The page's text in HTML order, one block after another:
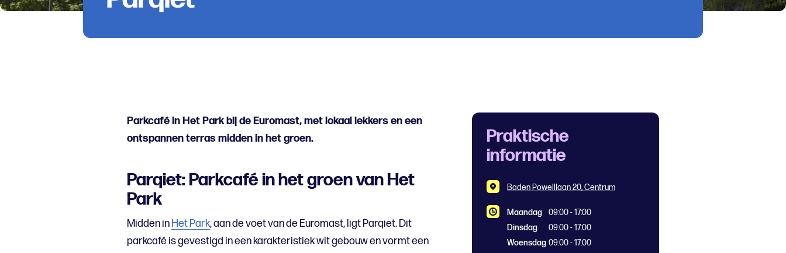
Parkcafé in Het Park bij de Euromast, met lokaal lekkers en een
ontspannen terras midden in het groen.
Parqiet: Parkcafé in het groen van Het
Park
Midden in Het Park, aan de voet van de Euromast, ligt Parqiet. Dit
parkcafé is gevestigd in een karakteristiek wit gebouw en vormt een
Praktische
informatie
Baden Powelllaan 20, Centrum
Maandag
09:00 - 17:00
Dinsdag
09:00 - 17:00
Woensdag 09:00 - 17:00